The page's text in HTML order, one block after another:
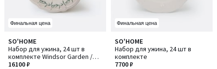
Финальная цена
SO'HOME
Набор для ужина, 24 шт в
комплекте Windsor Garden /
Уиндсор Гарден
16100 ₽
Финальная цена
SO'HOME
Набор для ужина, 24 шт в
комплекте
7700 ₽